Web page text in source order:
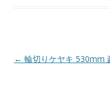
投
← 輪切りケヤキ 530mm